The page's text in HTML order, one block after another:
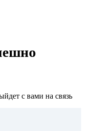
с вами на связь